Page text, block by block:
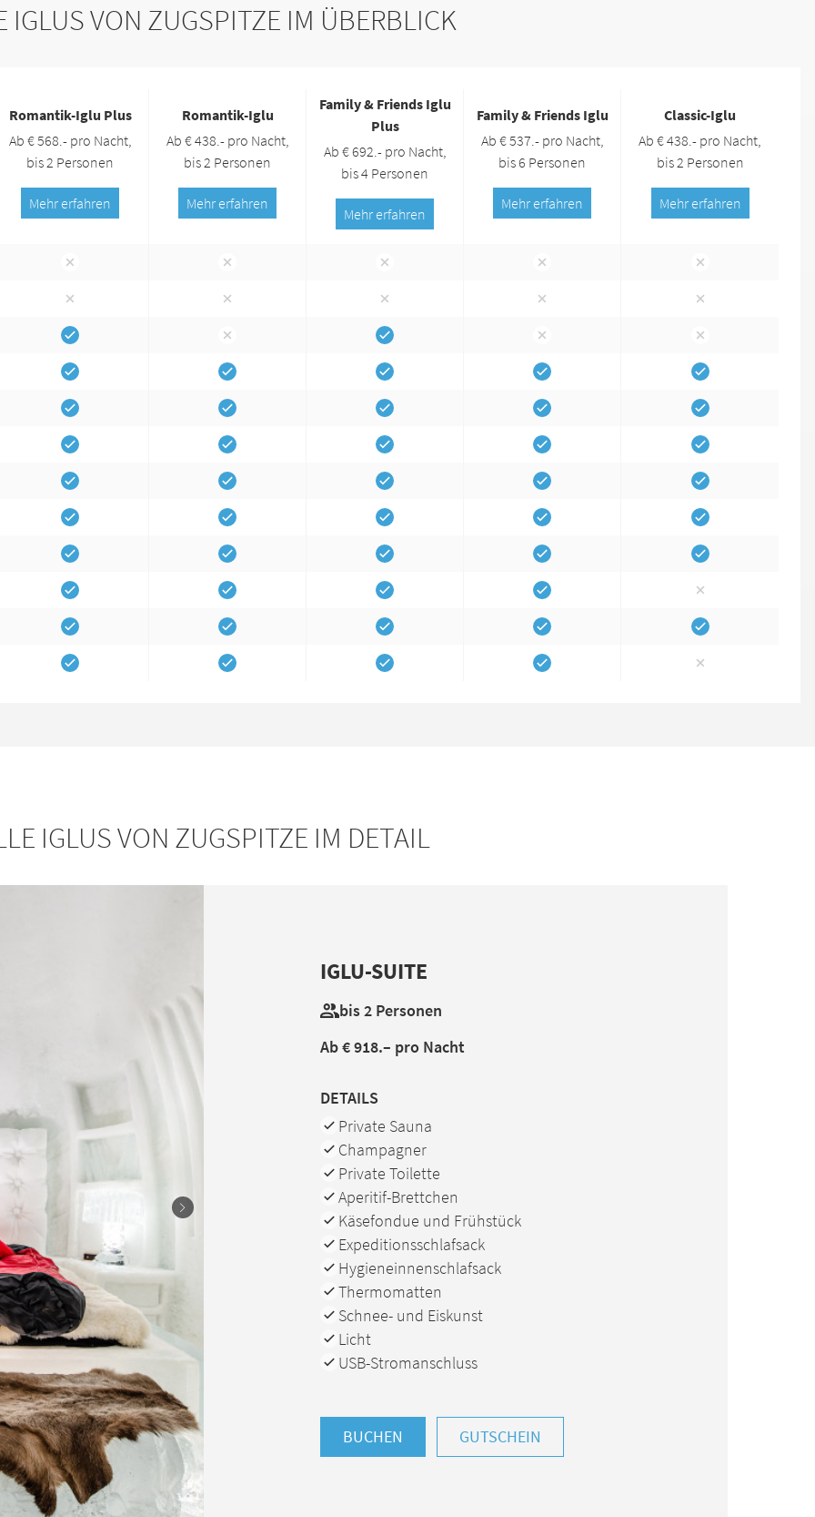
IGLUS VON ZUGSPITZE IM ÜBERBLICK
Romantik-Iglu Plus
Ab € 568.- pro Nacht,
bis 2 Personen
Mehr erfahren
Romantik-Iglu
Ab € 438.- pro Nacht,
bis 2 Personen
Mehr erfahren
Family & Friends Iglu
Plus
Ab € 692.- pro Nacht,
bis 4 Personen
Mehr erfahren
Family & Friends Iglu
Ab € 537.- pro Nacht,
bis 6 Personen
Mehr erfahren
Classic-Iglu
Ab € 438.- pro Nacht,
bis 2 Personen
Mehr erfahren
IGLUS VON ZUGSPITZE IM DETAIL
IGLU-SUITE
bis 2 Personen
Ab € 918.– pro Nacht
DETAILS
Verfügbar
Private Sauna
Verfügbar
Champagner
Verfügbar
Private Toilette
Verfügbar
Aperitif-Brettchen
Verfügbar
Käsefondue und Frühstück
Verfügbar
Expeditionsschlafsack
Verfügbar
Hygieneinnenschlafsack
Verfügbar
Thermomatten
Verfügbar
Schnee- und Eiskunst
Verfügbar
Licht
Verfügbar
USB-Stromanschluss
BUCHEN GUTSCHEIN